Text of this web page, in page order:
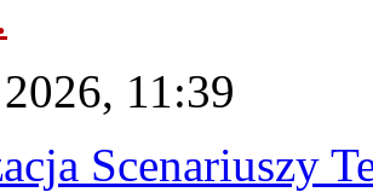
11:39
Scenariuszy